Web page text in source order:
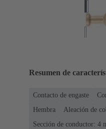
Resumen de
Contacto de engaste
Hembra
Aleación de
Sección de conductor: 4